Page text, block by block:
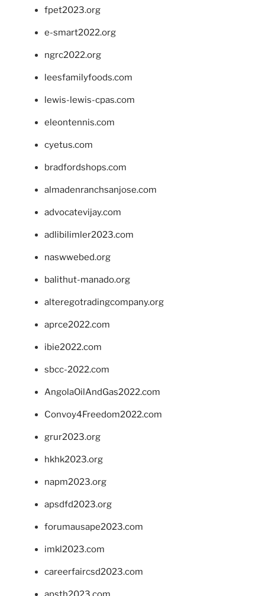
fpet2023.org
e-smart2022.org
ngrc2022.org
leesfamilyfoods.com
lewis-lewis-cpas.com
eleontennis.com
cyetus.com
bradfordshops.com
almadenranchsanjose.com
advocatevijay.com
adlibilimler2023.com
naswwebed.org
balithut-manado.org
alteregotradingcompany.org
aprce2022.com
ibie2022.com
sbcc-2022.com
AngolaOilAndGas2022.com
Convoy4Freedom2022.com
grur2023.org
hkhk2023.org
napm2023.org
apsdfd2023.org
forumausape2023.com
imkl2023.com
careerfaircsd2023.com